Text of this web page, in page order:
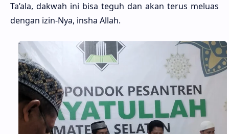
Ta’ala, dakwah ini bisa teguh dan akan terus meluas
dengan izin-Nya, insha Allah.